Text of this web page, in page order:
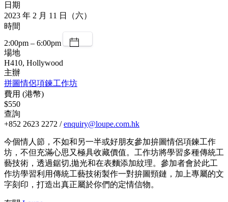
日期
2023 年 2 月 11 日（六）
時間
2:00pm – 6:00pm
場地
H410, Hollywood
主辦
拼圖情侶項鍊工作坊
費用 (港幣)
$550
查詢
+852 2623 2272 /enquiry@loupe.com.hk
今個情人節，不如和另一半或好朋友參加拚圖情侶項鍊工作
坊，不但充滿心思又極具收藏價值。工作坊將學習多種傳統工
藝技術，透過鋸切,拋光和在表麵添加紋理。參加者會於此工
作坊學習利用傳統工藝技術製作一對拚圖頸鏈，加上專屬的文
字刻印，打造出真正屬於你們的定情信物。